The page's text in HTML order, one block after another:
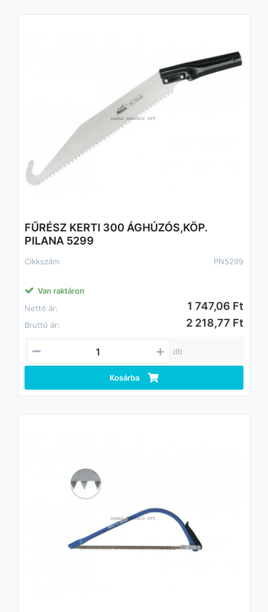
FŰRÉSZ KERTI 300 ÁGHÚZÓS,KÖP.
PILANA 5299
Cikkszám PN5299
Van raktáron
Nettó ár:
1 747,06 Ft
Bruttó ár: 2 218,77 Ft
db
Kosárba